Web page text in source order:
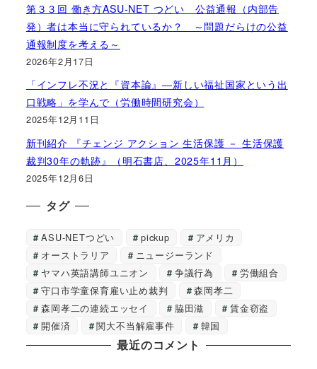
第３３回 働き方ASU-NET つどい 公益通報（内部告
発）者は本当に守られているか？ ～問題だらけの公益
通報制度を考える～
2026年2月17日
「インフレ不況と『資本論』―新しい福祉国家という出
口戦略」を学んで（労働時間研究会）
2025年12月11日
新刊紹介 『チェンジ アクション 生活保護 － 生活保護
裁判30年の軌跡』（明石書店、2025年11月）
2025年12月6日
タグ
ASU-NETつどい pickup
アメリカ
オーストラリア
ニュージーランド
ヤマハ英語講師ユニオン
争議行為
労働組合
守口市学童保育雇い止め裁判
森岡孝二
森岡孝二の連続エッセイ
脇田滋
賃金窃盗
開催済
関大不当解雇事件 韓国
最近のコメント